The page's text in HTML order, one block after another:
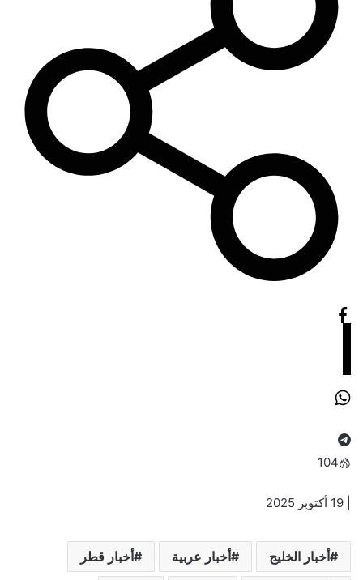
104
أخبار الخليج أخبار عربية أخبار قطر